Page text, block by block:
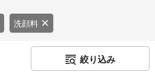
洗顔料
絞り込み